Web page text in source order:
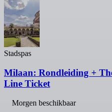
Stadspas
Milaan: Rondleiding +
Line Ticket
Morgen beschikbaar